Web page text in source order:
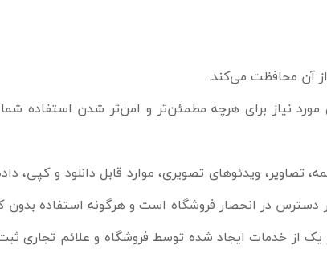
آن محافظت می‏‌کند.
نیاز برای هرچه مطمئن‏‌تر و امن‏‌تر شدن استفاده
ویدئوهای تصویری، موارد قابل دانلود و کپی،
در انحصار فروشگاه است و هرگونه استفاده بدون
یک از خدمات ایجاد شده توسط فروشگاه و علائم تجاری